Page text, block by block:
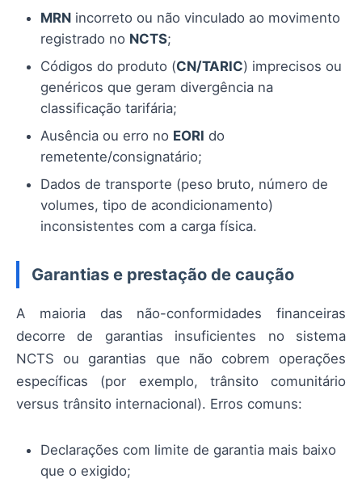
MRN incorreto ou não vinculado ao movimento
registrado no NCTS;
Códigos do produto (CN/TARIC) imprecisos ou
genéricos que geram divergência na
classificação tarifária;
Ausência ou erro no EORI do
remetente/consignatário;
Dados de transporte (peso bruto, número de
volumes, tipo de acondicionamento)
inconsistentes com a carga física.
Garantias e prestação de caução
A maioria das não-conformidades financeiras
decorre de garantias insuficientes no sistema
NCTS ou garantias que não cobrem operações
específicas (por exemplo, trânsito comunitário
versus trânsito internacional). Erros comuns:
Declarações com limite de garantia mais baixo
que o exigido;